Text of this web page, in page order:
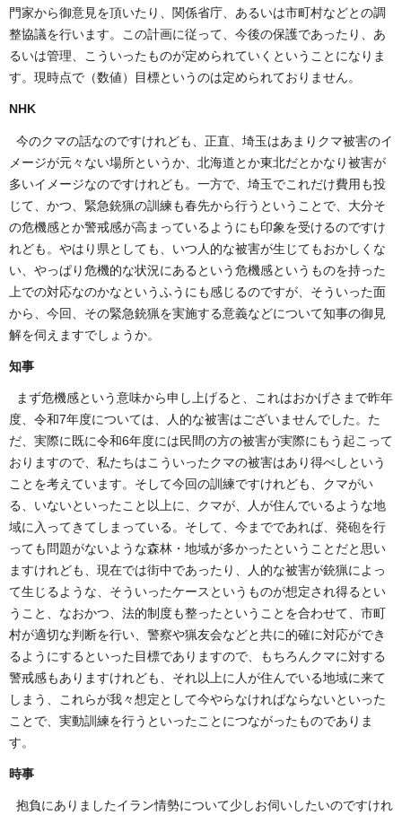
門家から御意見を頂いたり、関係省庁、あるいは市町村などとの調
整協議を行います。この計画に従って、今後の保護であったり、あ
るいは管理、こういったものが定められていくということになりま
す。現時点で（数値）目標というのは定められておりません。
NHK
今のクマの話なのですけれども、正直、埼玉はあまりクマ被害のイ
メージが元々ない場所というか、北海道とか東北だとかなり被害が
多いイメージなのですけれども。一方で、埼玉でこれだけ費用も投
じて、かつ、緊急銃猟の訓練も春先から行うということで、大分そ
の危機感とか警戒感が高まっているようにも印象を受けるのですけ
れども。やはり県としても、いつ人的な被害が生じてもおかしくな
い、やっぱり危機的な状況にあるという危機感というものを持った
上での対応なのかなというふうにも感じるのですが、そういった面
から、今回、その緊急銃猟を実施する意義などについて知事の御見
解を伺えますでしょうか。
知事
まず危機感という意味から申し上げると、これはおかげさまで昨年
度、令和7年度については、人的な被害はございませんでした。た
だ、実際に既に令和6年度には民間の方の被害が実際にもう起こって
おりますので、私たちはこういったクマの被害はあり得べしという
ことを考えています。そして今回の訓練ですけれども、クマがい
る、いないといったこと以上に、クマが、人が住んでいるような地
域に入ってきてしまっている。そして、今までであれば、発砲を行
っても問題がないような森林・地域が多かったということだと思い
ますけれども、現在では街中であったり、人的な被害が銃猟によっ
て生じるような、そういったケースというものが想定され得るとい
うこと、なおかつ、法的制度も整ったということを合わせて、市町
村が適切な判断を行い、警察や猟友会などと共に的確に対応ができ
るようにするといった目標でありますので、もちろんクマに対する
警戒感もありますけれども、それ以上に人が住んでいる地域に来て
しまう、これらが我々想定として今やらなければならないといった
ことで、実動訓練を行うといったことにつながったものでありま
す。
時事
抱負にありましたイラン情勢について少しお伺いしたいのですけれ